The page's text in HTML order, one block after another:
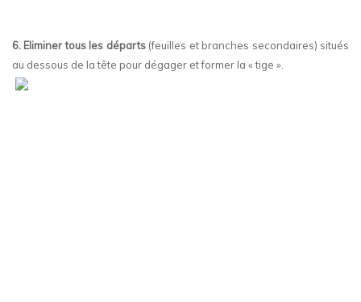
6. Eliminer tous les départs(feuilles et branches secondaires) situés
au dessous de la tête pour dégager et former la « tige ».